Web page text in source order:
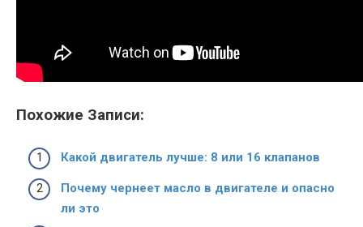
Похожие Записи:
Какой двигатель лучше: 8 или 16 клапанов
Почему чернеет масло в двигателе и опасно
ли это